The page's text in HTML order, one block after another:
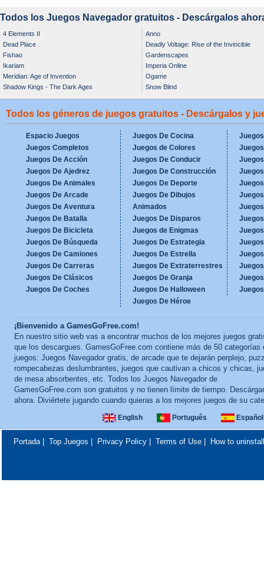
Todos los Juegos Navegador gratuitos - Descárgalos
4 Elements II
Anno
Dead Place
Deadly Voltage: Rise of the Invincible
Fishao
Gardenscapes
Ikariam
Imperia Online
Meridian: Age of Invention
Ogame
Shadow Kings - The Dark Ages
Snow Blind
Todos los géneros de juegos gratuitos - Descárgalos y
Espacio Juegos
Juegos Completos
Juegos De Acción
Juegos De Ajedrez
Juegos De Animales
Juegos De Arcade
Juegos De Aventura
Juegos De Batalla
Juegos De Bicicleta
Juegos De Búsqueda
Juegos De Camiones
Juegos De Carreras
Juegos De Clásicos
Juegos De Coches
Juegos De Cocina
Juegos de Colores
Juegos De Conducir
Juegos De Construcción
Juegos De Deporte
Juegos De Dibujos
Animados
Juegos De Disparos
Juegos de Enigmas
Juegos De Estrategia
Juegos De Estrella
Juegos De Extraterrestres
Juegos De Granja
Juegos De Halloween
Juegos De Héroe
¡Bienvenido a GamesGoFree.com!
En nuestro sitio web vas a encontrar muchos de los mejores juegos
que los descargues. GamesGoFree.com contiene más de 50 categorías
juegos: Juegos Navegador gratis, de arcade que te dejarán perplejo,
rompecabezas deslumbrantes, juegos que cautivan a chicos y chicas,
de mesa absorbentes, etc. Todos los Juegos Navegador de
GamesGoFree.com son gratuitos y no tienen límite de tiempo. Descárgar
ahora. Diviértete jugando cuando quieras a los mejores juegos de su
English Português Español
Portada| Top Juegos Privacy Policy| Terms of Use| How to uninstall